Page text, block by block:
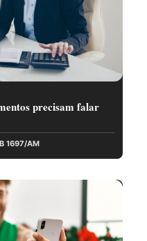
precisam falar
1697/AM